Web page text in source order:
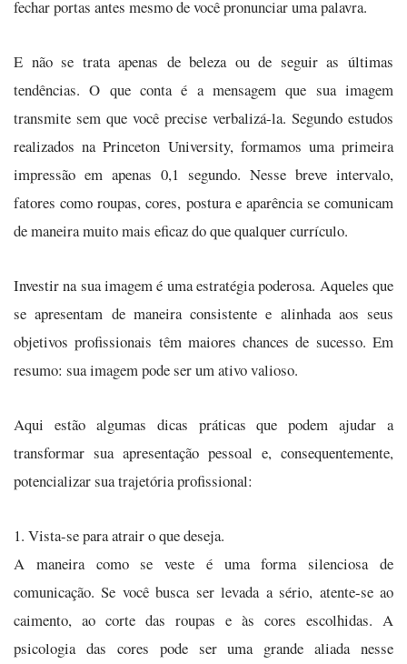
fechar portas antes mesmo de você pronunciar uma palavra.
E não se trata apenas de beleza ou de seguir as últimas
tendências. O que conta é a mensagem que sua imagem
transmite sem que você precise verbalizá-la. Segundo estudos
realizados na Princeton University, formamos uma primeira
impressão em apenas 0,1 segundo. Nesse breve intervalo,
fatores como roupas, cores, postura e aparência se comunicam
de maneira muito mais eficaz do que qualquer currículo.
Investir na sua imagem é uma estratégia poderosa. Aqueles que
se apresentam de maneira consistente e alinhada aos seus
objetivos profissionais têm maiores chances de sucesso. Em
resumo: sua imagem pode ser um ativo valioso.
Aqui estão algumas dicas práticas que podem ajudar a
transformar sua apresentação pessoal e, consequentemente,
potencializar sua trajetória profissional:
1. Vista-se para atrair o que deseja.
A maneira como se veste é uma forma silenciosa de
comunicação. Se você busca ser levada a sério, atente-se ao
caimento, ao corte das roupas e às cores escolhidas. A
psicologia das cores pode ser uma grande aliada nesse